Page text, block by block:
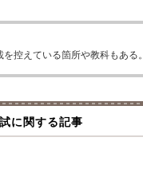
控えている箇所や教科もある。
に関する記事